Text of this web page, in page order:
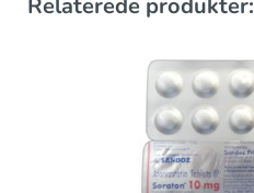
Relaterede produkter: